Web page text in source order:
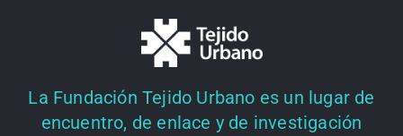
La Fundación Tejido Urbano es un lugar de
encuentro, de enlace y de investigación